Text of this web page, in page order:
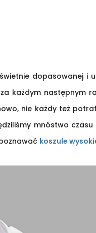
dopasowanej i
każdym następnym
nie każdy też
mnóstwo
koszule